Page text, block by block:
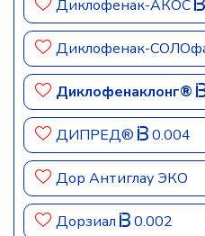
Диклофенак-АКОС
Диклофенак-
Диклофенаклонг®
ДИПРЕД® 0.004
Дор Антиглау ЭКО
Дорзиал 0.002